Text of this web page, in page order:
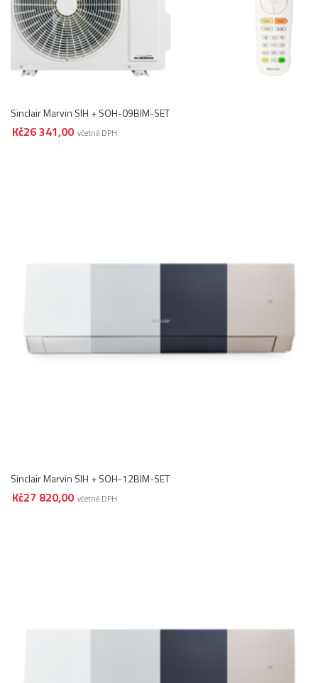
Sinclair Marvin SIH + SOH-09BIM-SET
Kč26 341,00 včetně DPH
Sinclair Marvin SIH + SOH-12BIM-SET
Kč27 820,00 včetně DPH